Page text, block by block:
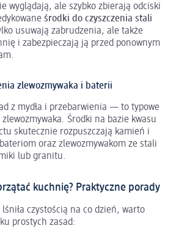
wyglądają, ale szybko zbierają odciski
środki do czyszczenia stali
usuwają zabrudzenia, ale także
i zabezpieczają ją przed ponownym
zlewozmywaka i baterii
z mydła i przebarwienia — to typowe
Środki na bazie kwasu
skutecznie rozpuszczają kamień i
oraz zlewozmywakom ze stali
lub granitu.
kuchnię? Praktyczne porady
czystością na co dzień, warto
prostych zasad: